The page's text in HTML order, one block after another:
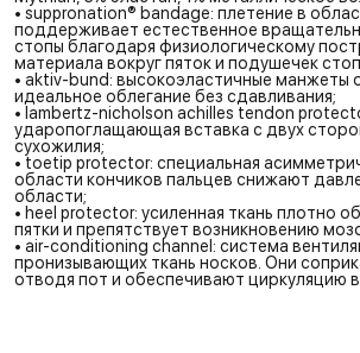
• suppronation® bandage: плетение в
поддерживает естественное
стопы благодаря физиологическому
материала вокруг пяток и подушечек
• aktiv-bund: высокоэластичные манжеты
идеальное облегание без сдавливания;
• lambertz-nicholson achilles tendon
ударопоглащающая вставка с двух
сухожилия;
• toetip protector: специальная
области кончиков пальцев снижают
области;
• heel protector: усиленная ткань плотно
пятки и препятствует возникновению
• air-conditioning channel: система
пронизывающих ткань носков. Они
отводя пот и обеспечивают циркуляцию